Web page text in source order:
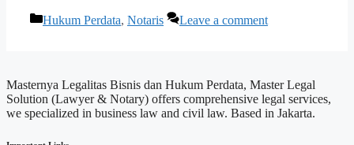
Categories
Hukum Perdata, Notaris Leave a comment
Masternya Legalitas Bisnis dan Hukum Perdata, Master Legal
Solution (Lawyer & Notary) offers comprehensive legal services,
we specialized in business law and civil law. Based in Jakarta.